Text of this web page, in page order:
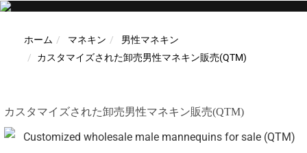
ホーム マネキン
男性マネキン
カスタマイズされた卸売男性マネキン販売(QTM)
カスタマイズされた卸売男性マネキン販売(QTM)